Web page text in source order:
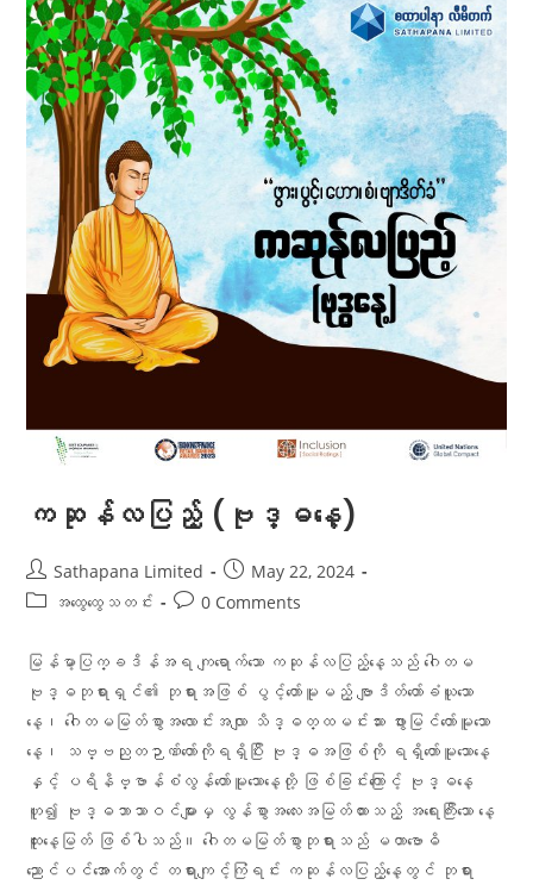
ကဆုန်လပြည့် (ဗုဒ္ဓနေ့)
Sathapana Limited
May 22, 2024
အထွေထွေသတင်း
0 Comments
မြန်မာ့ပြက္ခဒိန်အရ ကျရောက်သော ကဆုန်လပြည့်နေ့သည် ဂေါတမ
ဗုဒ္ဓဘုရားရှင်၏ ဘုရားအဖြစ် ပွင့်တော်မူမည့် ဗျာဒိတ်တော်ခံယူသော
နေ့၊ ဂေါတမမြတ်စွာအလောင်းအလျာ သိဒ္ဓတ္ထမင်းသား ဖွားမြင်တော်မူသော
နေ့၊ သဗ္ဗညုတဉာဏ်တော်ကိုရရှိပြီး ဗုဒ္ဓအဖြစ်ကို ရရှိတော်မူသောနေ့
နှင့် ပရိနိဗ္ဗာန်စံလွန်တော်မူသောနေ့တို့ ဖြစ်ခြင်းကြောင့် ဗုဒ္ဓနေ့
ဟူ၍ ဗုဒ္ဓဘာသာဝင်များမှ လွန်စွာအလေးအမြတ်ထားသည့် အရေးကြီးသော နေ့
ထူးနေ့မြတ် ဖြစ်ပါသည်။ ဂေါတမမြတ်စွာဘုရားသည် မဟာဗောဓိ
ညောင်ပင်အောက်တွင် တရားကျင့်ကြံရင်း ကဆုန်လပြည့်နေ့တွင် ဘုရား